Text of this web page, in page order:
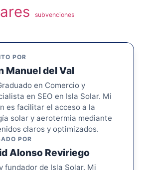
subvenciones
POR
Manuel del Val
en Comercio y
en SEO en Isla Solar. Mi
es facilitar el acceso a la
solar y aerotermia mediante
claros y optimizados.
POR
Alonso Reviriego
fundador de Isla Solar. Mi